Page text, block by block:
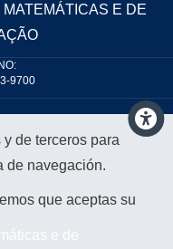
E DE
9700
e de
de terceros para
de navegación.
que aceptas su